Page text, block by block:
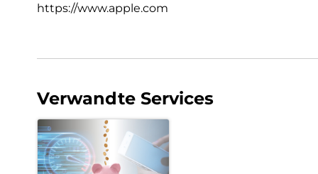
https://www.apple.com
Verwandte Services